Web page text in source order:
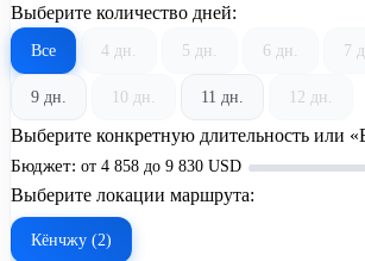
Выберите количество дней:
Все 4 дн. 5 дн. 6 дн. 7
9 дн. 10 дн. 11 дн. 12 дн.
Выберите конкретную длительность или
Бюджет: от 4 858 до 9 830 USD
Выберите локации маршрута:
Кёнчжу (2)